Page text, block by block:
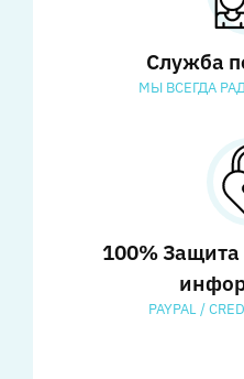
Служба
МЫ ВСЕГДА
100%
PAYPAL /